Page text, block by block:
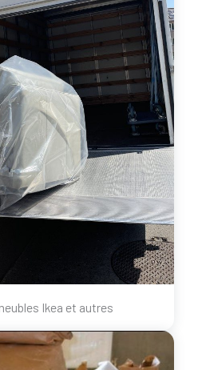
Ikea et autres